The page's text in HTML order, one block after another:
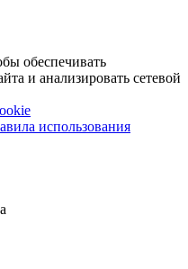
обеспечивать
и анализировать сетевой
использования